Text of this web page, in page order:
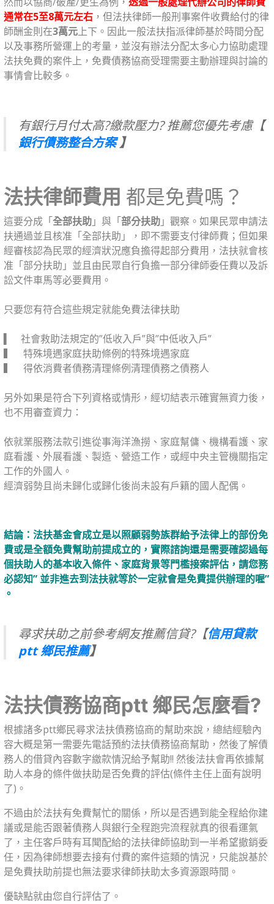
通常在5至8萬元左右 ，但法扶律師一般刑事案件收費給付的律
師酬金則在3萬元 上下。因此一般法扶指派律師基於時間分配
以及事務所營運上的考量，並沒有辦法分配太多心力協助處理
法扶免費的案件上，免費債務協商受理需要主動辦理與討論的
事情會比較多。
有銀行月付太高?繳款壓力? 推薦您優先考慮【
銀行債務整合方案】
法扶律師費用 都是免費嗎？
這要分成「全部扶助」與「部分扶助」觀察。如果民眾申請法
扶通過並且核准「全部扶助」，即不需要支付律師費；但如果
經審核認為民眾的經濟狀況應負擔得起部分費用，法扶就會核
准「部分扶助」並且由民眾自行負擔一部分律師委任費以及訴
訟文件車馬等必要費用。
只要您有符合這些規定就能免費法律扶助
▍ ⠀社會救助法規定的”低收入戶”與”中低收入戶”
▍ ⠀特殊境遇家庭扶助條例的特殊境遇家庭
▍ ⠀得依消費者債務清理條例清理債務之債務人
另外如果是符合下列資格或情形，經切結表示確實無資力後，
也不用審查資力：
依就業服務法款引進從事海洋漁撈、家庭幫傭、機構看護、家
庭看護、外展看護、製造、營造工作，或經中央主管機關指定
工作的外國人。
經濟弱勢且尚未歸化或歸化後尚未設有戶籍的國人配偶。
結論：法扶基金會成立是以照顧弱勢族群給予法律上的部份免
費或是全額免費幫助前提成立的，實際諮詢還是需要確認過每
個扶助人的基本收入條件、家庭背景等門檻接案評估，請您務
必認知” 並非進去到法扶就等於一定就會是免費提供辦理的喔”
。
尋求扶助之前參考網友推薦信貸?【信用貸款
ptt 鄉民推薦】
法扶債務協商ptt 鄉民怎麼看?
根據諸多ptt鄉民尋求法扶債務協商的幫助來說，總結經驗內
容大概是第一需要先電話預約法扶債務協商幫助，然後了解債
務人的借貸內容數字繳款情況給予幫助!! 然後法扶會再依據幫
助人本身的條件做扶助是否免費的評估(條件主任上面有說明
了)。
不過由於法扶有免費幫忙的關係，所以是否遇到能全程給你建
議或是能否跟著債務人與銀行全程跑完流程就真的很看運氣
了，主任客戶時有耳聞配給的法扶律師協助到一半希望撤銷委
任，因為律師想要去接有付費的案件這類的情況，只能說基於
是免費扶助前提也無法要求律師扶助太多資源跟時間。
優缺點就由您自行評估了。